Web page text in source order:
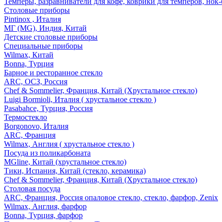
Столовые приборы
Pintinox , Италия
МГ (MG), Индия, Китай
Детские столовые приборы
Специальные приборы
Wilmax, Китай
Bonna, Турция
Барное и ресторанное стекло
ARC, ОСЗ, Россия
Chef & Sommelier, Франция, Китай (Хрустальное стекло)
Luigi Bormioli, Италия ( хрустальное стекло )
Pasabahce, Турция, Россия
Термостекло
Borgonovo, Италия
ARC, Франция
Wilmax, Англия ( хрустальное стекло )
Посуда из поликарбоната
MGline, Китай (хрустальное стекло)
Тики, Испания, Китай (стекло, керамика)
Chef & Sommelier, Франция, Китай (Хрустальное стекло)
Столовая посуда
ARC, Франция, Россия опаловое стекло, стекло, фарфор, Zenix
Wilmax, Англия, фарфор
Bonna, Турция, фарфор